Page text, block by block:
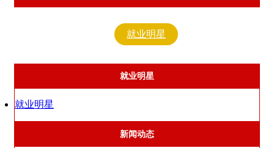
就业明星
就业明星
就业明星
新闻动态